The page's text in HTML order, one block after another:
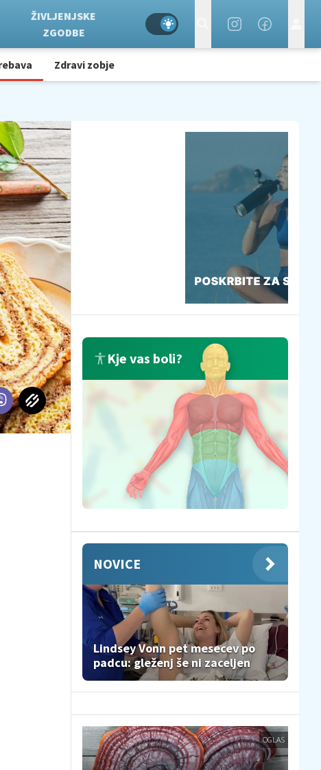
ŽIVLJENJSKE
ZGODBE
Zdravi zobje
Kje vas boli?
NOVICE
Lindsey Vonn pet mesecev po
padcu: gleženj še ni zaceljen
OGLAS